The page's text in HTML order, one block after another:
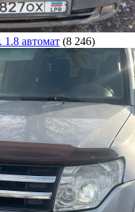
1.8 автомат (8 246)